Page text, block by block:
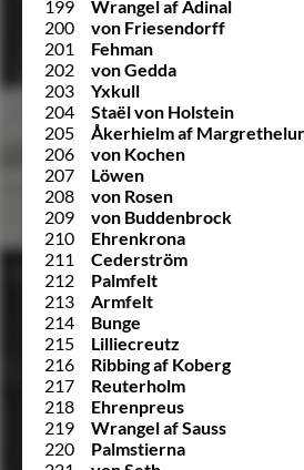
199
Wrangel af Adinal
200
von Friesendorff
201
Fehman
202
von Gedda
203
Yxkull
204
Staël von Holstein
205
Åkerhielm af
206
von Kochen
207
Löwen
208
von Rosen
209
von Buddenbrock
210
Ehrenkrona
211
Cederström
212
Palmfelt
213
Armfelt
214
Bunge
215
Lilliecreutz
216
Ribbing af Koberg
217
Reuterholm
218
Ehrenpreus
219
Wrangel af Sauss
220
Palmstierna